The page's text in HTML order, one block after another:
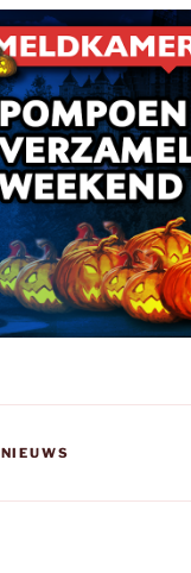
CATEGORIEËN
NIEUWS